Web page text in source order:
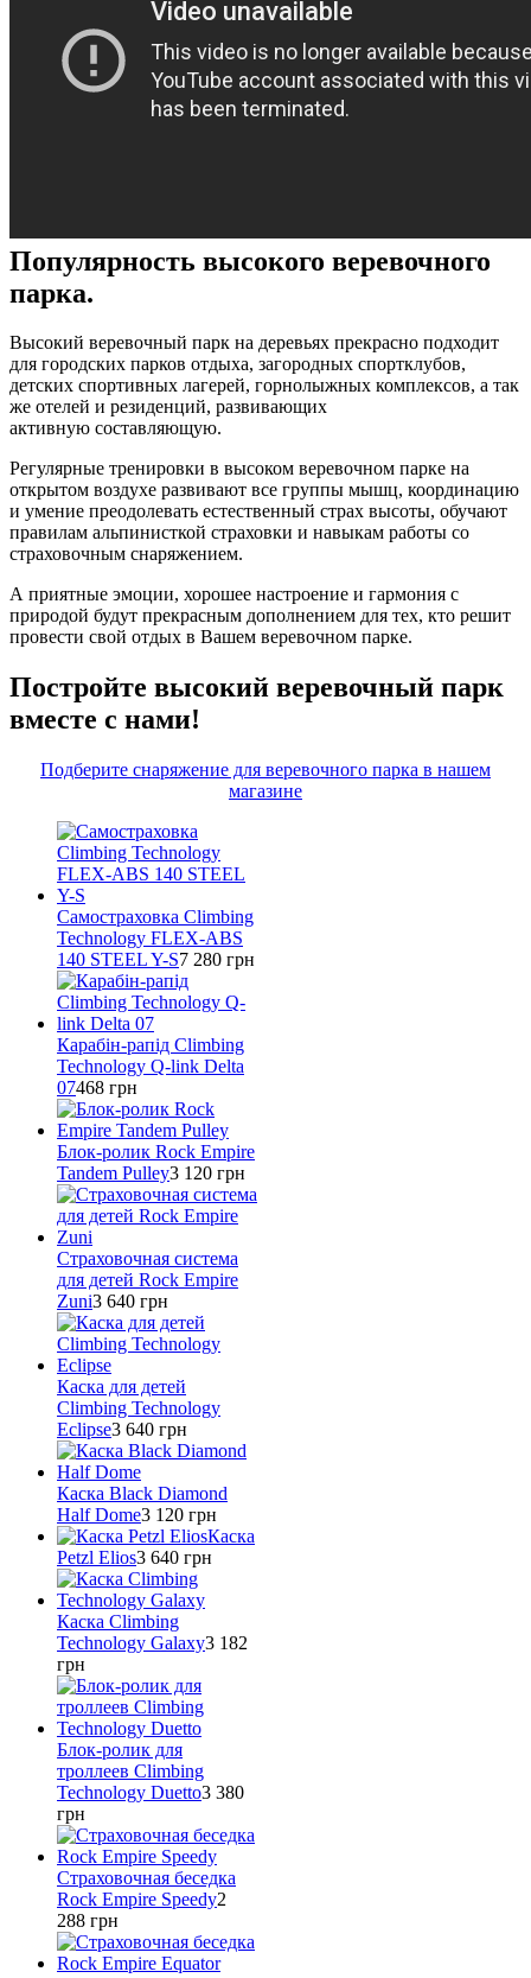
Популярность высокого веревочного
парка.
Высокий веревочный парк на деревьях прекрасно подходит
для городских парков отдыха, загородных спортклубов,
детских спортивных лагерей, горнолыжных комплексов, а так
же отелей и резиденций, развивающих
активную составляющую.
Регулярные тренировки в высоком веревочном парке на
открытом воздухе развивают все группы мышц, координацию
и умение преодолевать естественный страх высоты, обучают
правилам альпинисткой страховки и навыкам работы со
страховочным снаряжением.
А приятные эмоции, хорошее настроение и гармония с
природой будут прекрасным дополнением для тех, кто решит
провести свой отдых в Вашем веревочном парке.
Постройте высокий веревочный парк
вместе с нами!
Подберите снаряжение для веревочного парка в нашем
магазине
Самостраховка Climbing
Technology FLEX-ABS
140 STEEL Y-S7 280 грн
Карабін-рапід Climbing
Technology Q-link Delta
07468 грн
Блок-ролик Rock Empire
Tandem Pulley3 120 грн
Страховочная система
для детей Rock Empire
Zuni3 640 грн
Каска для детей
Climbing Technology
Eclipse3 640 грн
Каска Black Diamond
Half Dome3 120 грн
Каска
Petzl Elios3 640 грн
Каска Climbing
Technology Galaxy3 182
грн
Блок-ролик для
троллеев Climbing
Technology Duetto3 380
грн
Страховочная беседка
Rock Empire Speedy2
288 грн